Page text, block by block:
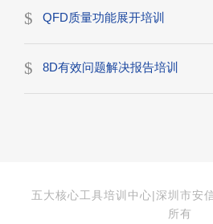
QFD质量功能展开培训
8D有效问题解决报告培训
五大核心工具培训中心|深圳市安
所有